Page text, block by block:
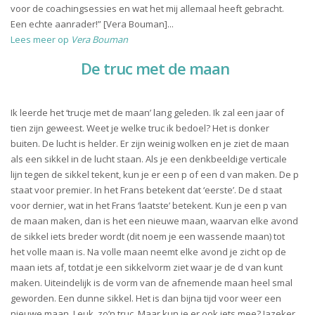
voor de coachingsessies en wat het mij allemaal heeft gebracht.
Een echte aanrader!” [Vera Bouman]...
Lees meer op Vera Bouman
De truc met de maan
Ik leerde het ‘trucje met de maan’ lang geleden. Ik zal een jaar of
tien zijn geweest. Weet je welke truc ik bedoel? Het is donker
buiten. De lucht is helder. Er zijn weinig wolken en je ziet de maan
als een sikkel in de lucht staan. Als je een denkbeeldige verticale
lijn tegen de sikkel tekent, kun je er een p of een d van maken. De p
staat voor premier. In het Frans betekent dat ‘eerste’. De d staat
voor dernier, wat in het Frans ‘laatste’ betekent. Kun je een p van
de maan maken, dan is het een nieuwe maan, waarvan elke avond
de sikkel iets breder wordt (dit noem je een wassende maan) tot
het volle maan is. Na volle maan neemt elke avond je zicht op de
maan iets af, totdat je een sikkelvorm ziet waar je de d van kunt
maken. Uiteindelijk is de vorm van de afnemende maan heel smal
geworden. Een dunne sikkel. Het is dan bijna tijd voor weer een